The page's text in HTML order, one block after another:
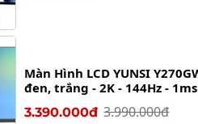
Màn Hình LCD YUNSI Y270GW - 27inch phẳng
đen, trắng - 2K - 144Hz - 1ms
3.390.000đ 3.990.000đ